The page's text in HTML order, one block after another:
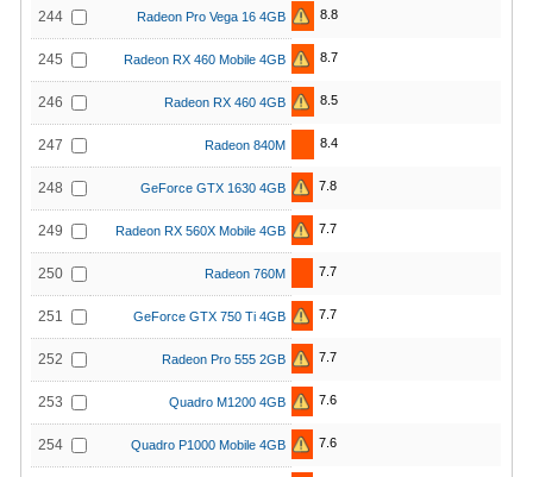
244 Radeon Pro Vega 16 4GB 8.8
245 Radeon RX 460 Mobile 4GB 8.7
246 Radeon RX 460 4GB 8.5
247 Radeon 840M 8.4
248 GeForce GTX 1630 4GB 7.8
249 Radeon RX 560X Mobile 4GB 7.7
250 Radeon 760M 7.7
251 GeForce GTX 750 Ti 4GB 7.7
252 Radeon Pro 555 2GB 7.7
253 Quadro M1200 4GB 7.6
254 Quadro P1000 Mobile 4GB 7.6